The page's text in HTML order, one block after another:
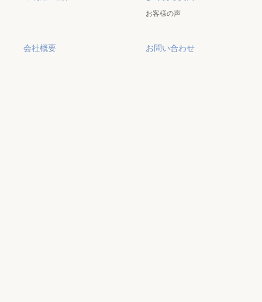
お客様の声
会社概要 お問い合わせ